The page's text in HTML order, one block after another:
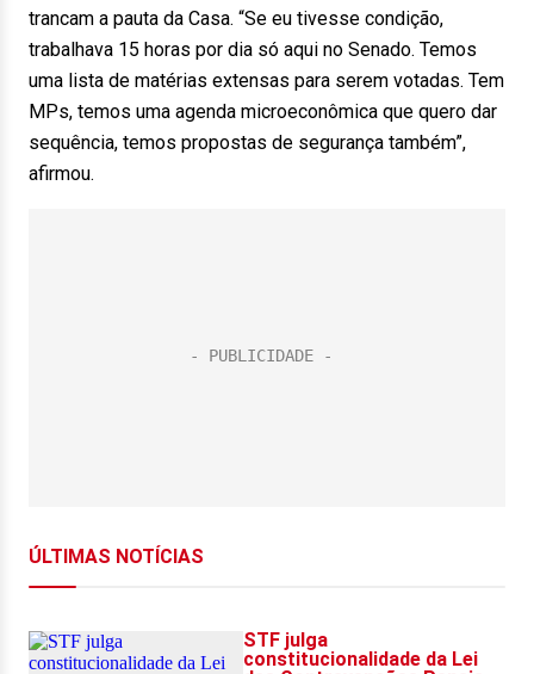
trancam a pauta da Casa. “Se eu tivesse condição,
trabalhava 15 horas por dia só aqui no Senado. Temos
uma lista de matérias extensas para serem votadas. Tem
MPs, temos uma agenda microeconômica que quero dar
sequência, temos propostas de segurança também”,
afirmou.